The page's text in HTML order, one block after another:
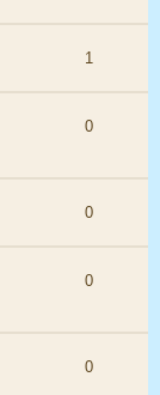
1
0
0
0
0